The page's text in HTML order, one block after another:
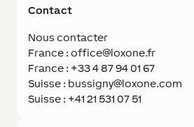
Contact
Nous contacter
France : office@loxone.fr
France : +33 4 87 94 01 67
Suisse : bussigny@loxone.com
Suisse : +41 21 531 07 51